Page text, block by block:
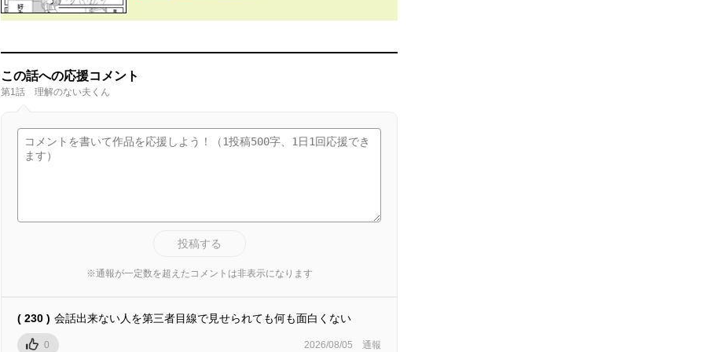
この話への応援コメント
第1話 理解のない夫くん
投稿する
※通報が一定数を超えたコメントは非表示になります
( 230 ) 会話出来ない人を第三者目線で見せられても何も面白くない
0 2026/08/05 通報